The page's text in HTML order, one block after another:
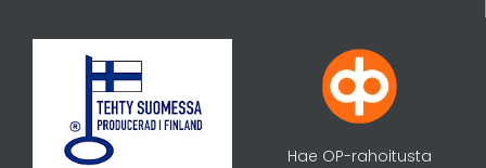
Hae OP-rahoitusta